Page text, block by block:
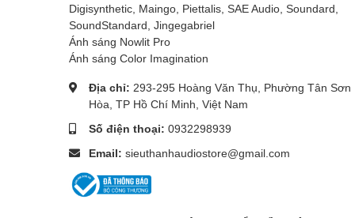
Digisynthetic, Maingo, Piettalis, SAE Audio, Soundard,
SoundStandard, Jingegabriel
Ánh sáng Nowlit Pro
Ánh sáng Color Imagination
Địa chỉ: 293-295 Hoàng Văn Thụ, Phường Tân Sơn
Hòa, TP Hồ Chí Minh, Việt Nam
Số điện thoại: 0932298939
Email: sieuthanhaudiostore@gmail.com